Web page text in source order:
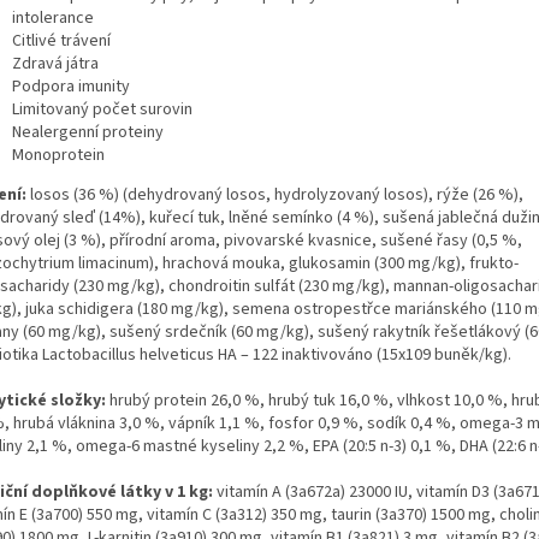
intolerance
Citlivé trávení
Zdravá játra
Podpora imunity
Limitovaný počet surovin
Nealergenní proteiny
Monoprotein
losos (36 %) (dehydrovaný losos, hydrolyzovaný losos), rýže (26 %),
sleď (14%), kuřecí tuk, lněné semínko (4 %), sušená jablečná
olej (3 %), přírodní aroma, pivovarské kvasnice, sušené řasy (0,5 %,
limacinum), hrachová mouka, glukosamin (300 mg/kg), frukto-
(230 mg/kg), chondroitin sulfát (230 mg/kg), mannan-
juka schidigera (180 mg/kg), semena ostropestřce mariánského (110
(60 mg/kg), sušený srdečník (60 mg/kg), sušený rakytník řešetlákový
Lactobacillus helveticus HA – 122 inaktivováno (15x109 buněk/kg).
složky: hrubý protein 26,0 %, hrubý tuk 16,0 %, vlhkost 10,0 %,
hrubá vláknina 3,0 %, vápník 1,1 %, fosfor 0,9 %, sodík 0,4 %, omega-3
2,1 %, omega-6 mastné kyseliny 2,2 %, EPA (20:5 n-3) 0,1 %, DHA (22:6
doplňkové látky v 1 kg: vitamín A (3a672a) 23000 IU, vitamín D3
E (3a700) 550 mg, vitamín C (3a312) 350 mg, taurin (3a370) 1500 mg,